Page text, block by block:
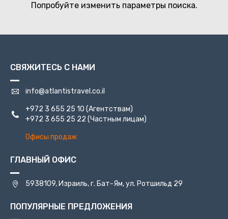
Попробуйте изменить параметры поиска.
СВЯЖИТЕСЬ С НАМИ
info@atlantistravel.co.il
+972 3 655 25 10 (Агентствам)
+972 3 655 25 22 (Частным лицам)
Офисы продаж
ГЛАВНЫЙ ОФИС
5938109, Израиль, г. Бат-Ям, ул. Ротшильд 29
ПОПУЛЯРНЫЕ ПРЕДЛОЖЕНИЯ